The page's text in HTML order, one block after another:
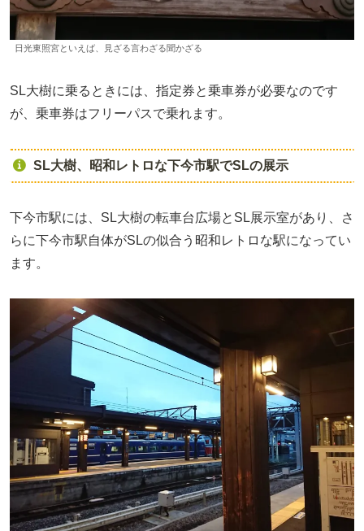
日光東照宮といえば、見ざる言わざる聞かざる
SL大樹に乗るときには、指定券と乗車券が必要なのです
が、乗車券はフリーパスで乗れます。
SL大樹、昭和レトロな下今市駅でSLの展示
下今市駅には、SL大樹の転車台広場とSL展示室があり、さ
らに下今市駅自体がSLの似合う昭和レトロな駅になってい
ます。